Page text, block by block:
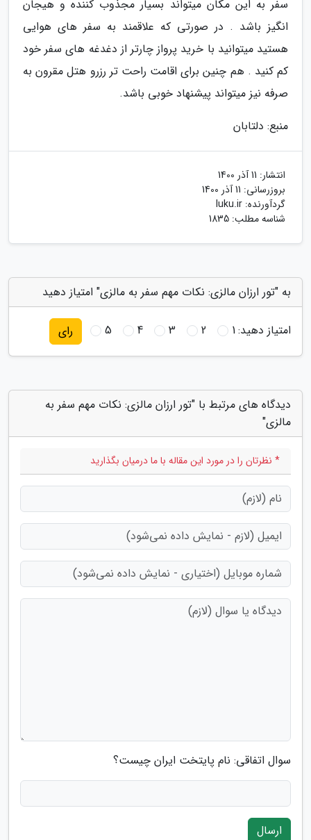
سفر به این مکان میتواند بسیار مجذوب کننده و هیجان
انگیز باشد . در صورتی که علاقمند به سفر های هوایی
هستید میتوانید با خرید پرواز چارتر از دغدغه های سفر خود
کم کنید . هم چنین برای اقامت راحت تر رزرو هتل مقرون به
صرفه نیز میتواند پیشنهاد خوبی باشد.
منبع: دلتابان
انتشار: 11 آذر 1400
بروزرسانی: 11 آذر 1400
گردآورنده: luku.ir
شناسه مطلب: 1835
به "تور ارزان مالزی: نکات مهم سفر به مالزی" امتیاز دهید
امتیاز دهید:1
2
3
4
5 رای
دیدگاه های مرتبط با "تور ارزان مالزی: نکات مهم سفر به
مالزی"
* نظرتان را در مورد این مقاله با ما درمیان بگذارید
سوال اتفاقی: نام پایتخت ایران چیست؟
ارسال